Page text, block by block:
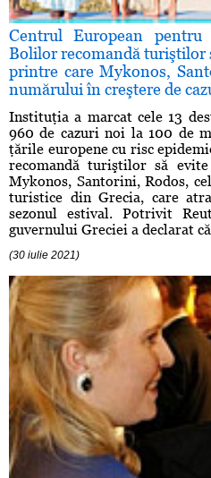
Centrul European
Bolilor recomandă turiştilor
printre care Mykonos,
numărului în creştere de
Instituţia a marcat cele 13
960 de cazuri noi la 100 de
ţările europene cu risc
recomandă turiştilor să
Mykonos, Santorini, Rodos,
turistice din Grecia, care
sezonul estival. Potrivit
guvernului Greciei a declarat
(30 iulie 2021)